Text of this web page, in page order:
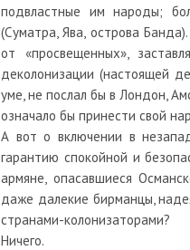
подвластные им народы;
(Суматра, Ява, острова
от «просвещенных»,
деколонизации (настоящей
уме, не послал бы в Лондон,
означало бы принести свой
А вот о включении в
гарантию спокойной и
армяне, опасавшиеся
даже далекие бирманцы,
странами-колонизаторами?
Ничего.